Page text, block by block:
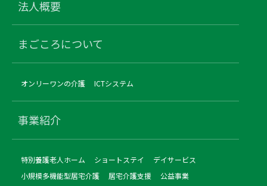
法人概要
まごころについて
オンリーワンの介護 ICTシステム
事業紹介
特別養護老人ホーム ショートステイ
デイサービス
小規模多機能型居宅介護
居宅介護支援
公益事業